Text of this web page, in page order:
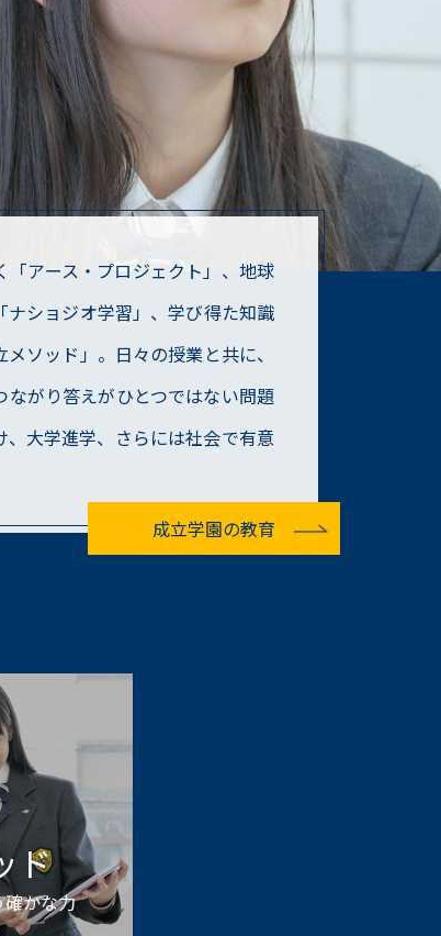
アース・プロジェクト」、地球
ショジオ学習」、学び得た知識
ソッド」。日々の授業と共に、
がり答えがひとつではない問題
大学進学、さらには社会で有意
成立学園の教育
ド
かな⼒